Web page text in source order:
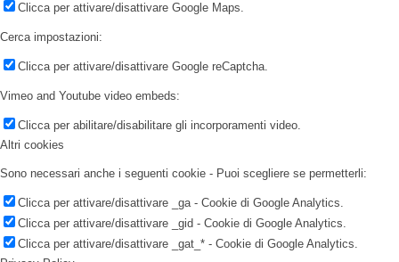
Clicca per attivare/disattivare Google Maps.
Cerca impostazioni:
Clicca per attivare/disattivare Google reCaptcha.
Vimeo and Youtube video embeds:
Clicca per abilitare/disabilitare gli incorporamenti video.
Altri cookies
Sono necessari anche i seguenti cookie - Puoi scegliere se permetterli:
Clicca per attivare/disattivare _ga - Cookie di Google Analytics.
Clicca per attivare/disattivare _gid - Cookie di Google Analytics.
Clicca per attivare/disattivare _gat_* - Cookie di Google Analytics.